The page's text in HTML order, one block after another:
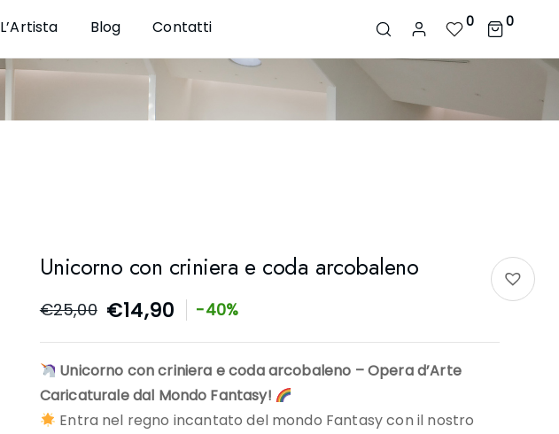
L’Artista Blog Contatti 0 0
Unicorno con criniera e coda arcobaleno
€25,00 €14,90 -40%
Unicorno con criniera e coda arcobaleno – Opera d’Arte
Caricaturale dal Mondo Fantasy!
Entra nel regno incantato del mondo Fantasy con il nostro